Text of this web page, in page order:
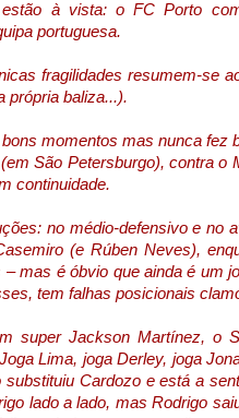
à vista: o FC Porto
portuguesa.
fragilidades resumem-se
própria baliza...).
momentos mas nunca fez
São Petersburgo), contra o
continuidade.
no médio-defensivo e no
(e Rúben Neves),
mas é óbvio que ainda é um
tem falhas posicionais
super Jackson Martínez, o
Lima, joga Derley, joga
Cardozo e está a
lado a lado, mas Rodrigo